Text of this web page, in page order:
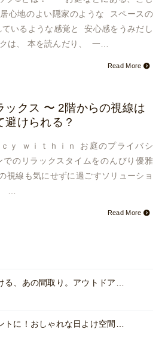
心地のよい隠家のような スペースの
ているような感覚と 安心感をうみだし
は、 本を読んだり、 一…
Read More
ックス 〜 2階からの視線は
避けられる？
ｙ ｗｉｔｈｉｎ お庭のプライバシ
でのリラックスタイムをのんびり優雅
視線も気にせずに過ごすソリューショ
…
Read More
る、あの間取り。アウトドア…
トに！おしゃれな日よけ空間…